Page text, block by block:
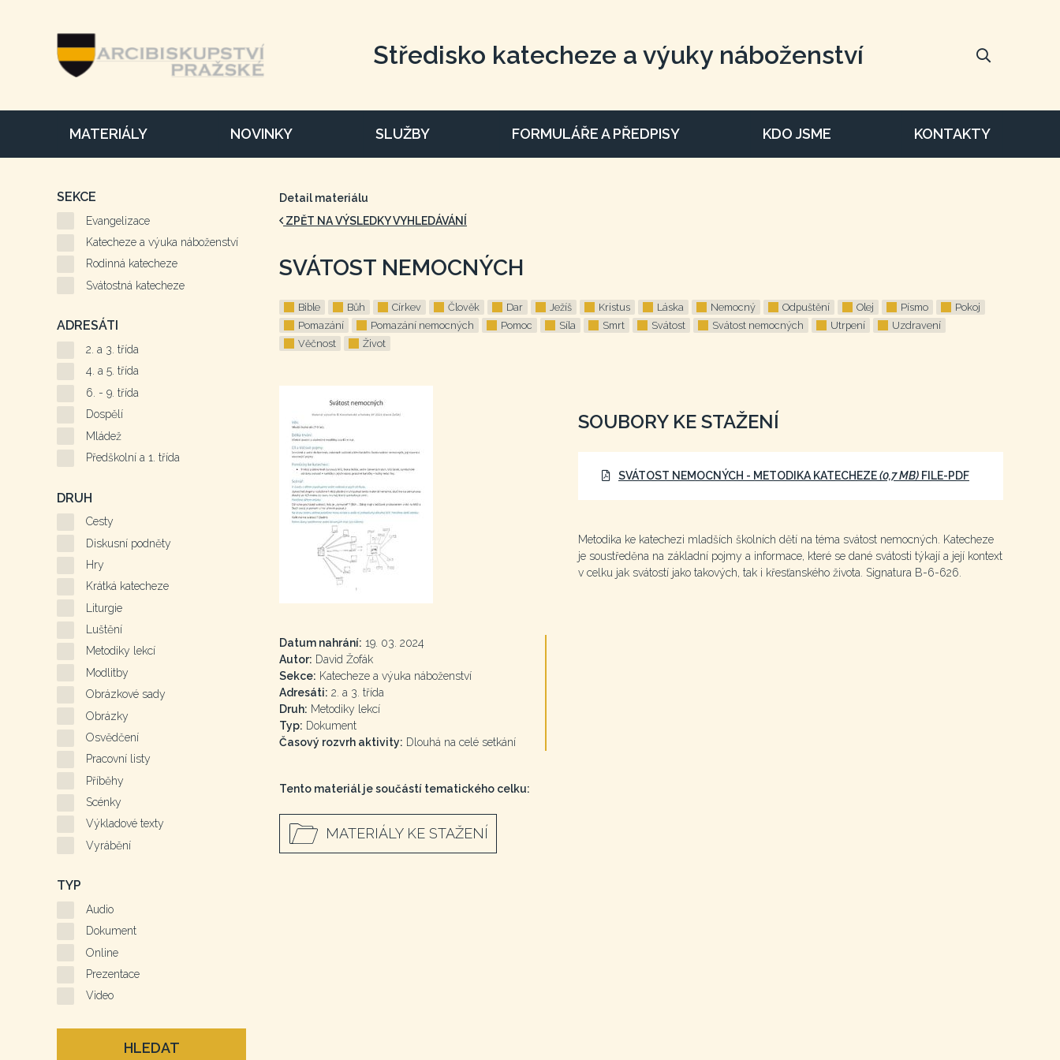
Středisko katecheze a výuky náboženství
MATERIÁLY NOVINKY SLUŽBY FORMULÁŘE A PŘEDPISY KDO JSME KONTAKTY
Detail materiálu
ZPĚT NA VÝSLEDKY VYHLEDÁVÁNÍ
SVÁTOST NEMOCNÝCH
Bible Bůh Církev Člověk Dar Ježíš Kristus Láska Nemocný Odpuštění Olej Písmo
Pokoj
Pomazání
Pomazání nemocných Pomoc Síla Smrt Svátost Svátost nemocných Utrpení
Uzdravení
Věčnost
Život
Datum nahrání: 19. 03. 2024
Autor: David Žofák
Sekce: Katecheze a výuka náboženství
Adresáti: 2. a 3. třída
Druh: Metodiky lekcí
Typ: Dokument
Časový rozvrh aktivity: Dlouhá na celé setkání
Tento materiál je součástí tematického celku:
MATERIÁLY KE STAŽENÍ
SOUBORY KE STAŽENÍ
SVÁTOST NEMOCNÝCH - METODIKA KATECHEZE(0,7 MB) FILE-PDF
Metodika ke katechezi mladších školních dětí na téma svátost nemocných. Katecheze
je soustředěna na základní pojmy a informace, které se dané svátosti týkají a její kontext
v celku jak svátostí jako takových, tak i křesťanského života. Signatura B-6-626.
SEKCE
Evangelizace
Katecheze a výuka náboženství
Rodinná katecheze
Svátostná katecheze
ADRESÁTI
2. a 3. třída
4. a 5. třída
6. - 9. třída
Dospělí
Mládež
Předškolní a 1. třída
DRUH
Cesty
Diskusní podněty
Hry
Krátká katecheze
Liturgie
Luštění
Metodiky lekcí
Modlitby
Obrázkové sady
Obrázky
Osvědčení
Pracovní listy
Příběhy
Scénky
Výkladové texty
Vyrábění
TYP
Audio
Dokument
Online
Prezentace
Video
HLEDAT